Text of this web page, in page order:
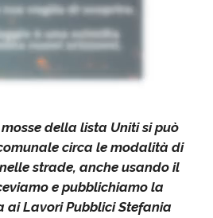
della lista Uniti si può
circa le modalità di
strade, anche usando il
e pubblichiamo la
ai Lavori Pubblici Stefania